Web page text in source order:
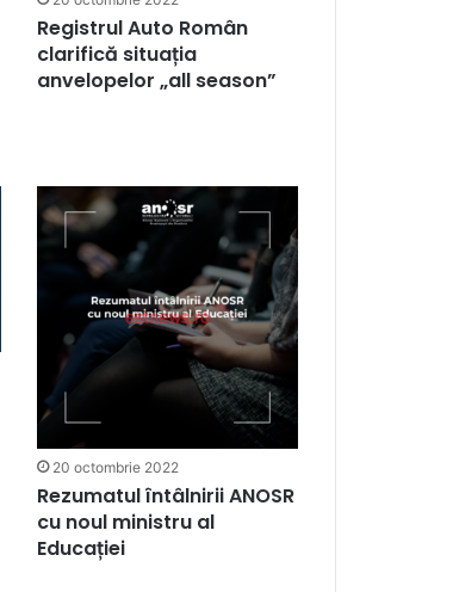
Registrul Auto Român
clarifică situația
anvelopelor „all season”
20 octombrie 2022
Rezumatul întâlnirii ANOSR
cu noul ministru al
Educației